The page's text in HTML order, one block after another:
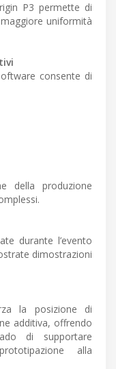
P3 permette di
uniformità
consente di
della produzione
durante l’evento
dimostrazioni
la posizione di
additiva, offrendo
di supportare
alla